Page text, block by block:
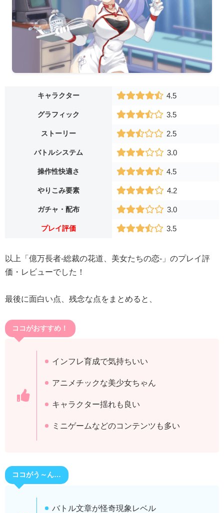
キャラクター 4.5
グラフィック 3.5
ストーリー 2.5
バトルシステム 3.0
操作性快適さ 4.5
やりこみ要素 4.2
ガチャ・配布 3.0
プレイ評価 3.5
以上「億万長者-総裁の花道、美女たちの恋-」のプレイ評
価・レビューでした！
最後に面白い点、残念な点をまとめると、
ココがおすすめ！
インフレ育成で気持ちいい
アニメチックな美少女ちゃん
キャラクター揺れも良い
ミニゲームなどのコンテンツも多い
ココがう～ん…
バトル文章が怪奇現象レベル